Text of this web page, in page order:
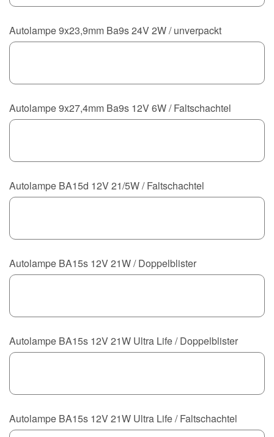
Autolampe 9x23,9mm Ba9s 24V 2W / unverpackt
Autolampe 9x27,4mm Ba9s 12V 6W / Faltschachtel
Autolampe BA15d 12V 21/5W / Faltschachtel
Autolampe BA15s 12V 21W / Doppelblister
Autolampe BA15s 12V 21W Ultra Life / Doppelblister
Autolampe BA15s 12V 21W Ultra Life / Faltschachtel